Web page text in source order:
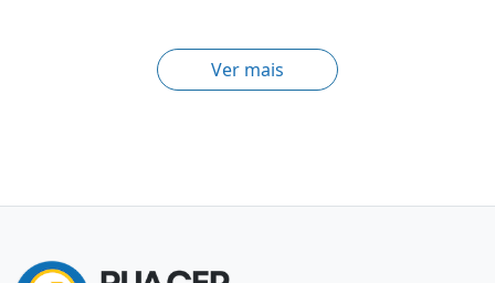
Ver mais